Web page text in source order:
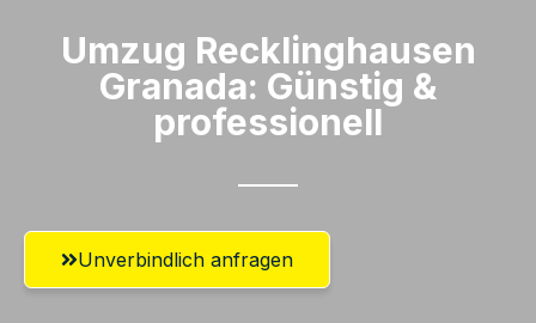
Umzug Recklinghausen​
Granada: Günstig &
professionell​
Unverbindlich anfragen